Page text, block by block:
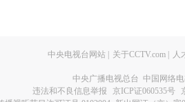
中央电视台网站 关于CCTV.com 人
中央广播电视总台 中国网络
违法和不良信息举报
京ICP证060535号